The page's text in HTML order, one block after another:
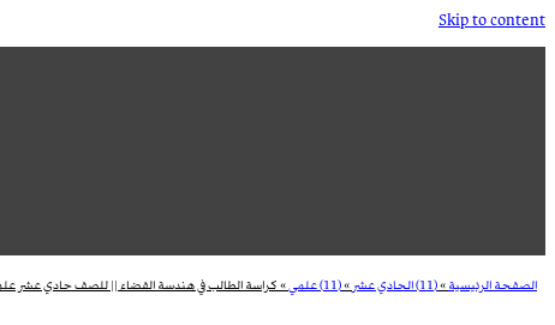
Skip to content
الصفحة الرئيسية»(11) الحادي عشر »(11) علمي »كراسة الطالب في هندسة الفضاء || للصف حادي عشر